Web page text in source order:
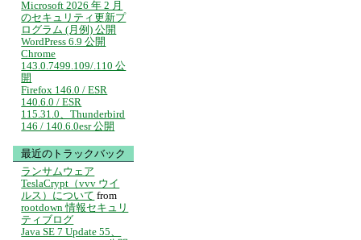
Microsoft 2026 年 2 月
のセキュリティ更新プ
ログラム (月例) 公開
WordPress 6.9 公開
Chrome
143.0.7499.109/.110 公
開
Firefox 146.0 / ESR
140.6.0 / ESR
115.31.0、Thunderbird
146 / 140.6.0esr 公開
最近のトラックバック
ランサムウェア
TeslaCrypt（vvv ウイ
ルス）について from
rootdown 情報セキュリ
ティブログ
Java SE 7 Update 55、